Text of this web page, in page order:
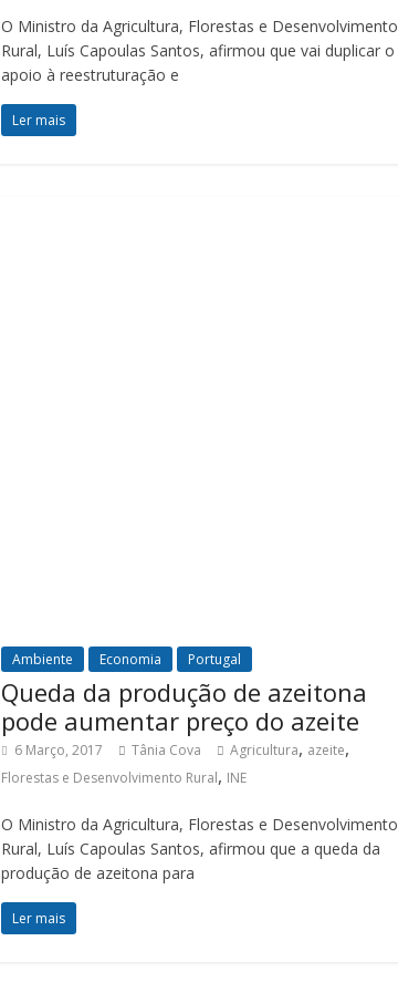
O Ministro da Agricultura, Florestas e Desenvolvimento
Rural, Luís Capoulas Santos, afirmou que vai duplicar o
apoio à reestruturação e
Ler mais
Ambiente Economia Portugal
Queda da produção de azeitona
pode aumentar preço do azeite
6 Março, 2017 Tânia Cova Agricultura, azeite,
Florestas e Desenvolvimento Rural, INE
O Ministro da Agricultura, Florestas e Desenvolvimento
Rural, Luís Capoulas Santos, afirmou que a queda da
produção de azeitona para
Ler mais